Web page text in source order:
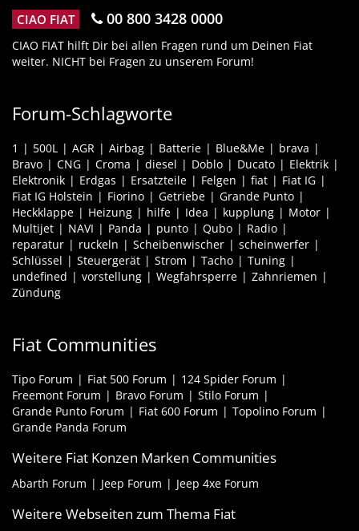
CIAO FIAT 00 800 3428 0000
CIAO FIAT hilft Dir bei allen Fragen rund um Deinen Fiat
weiter. NICHT bei Fragen zu unserem Forum!
Forum-Schlagworte
1 500L AGR Airbag Batterie Blue&Me
brava
Bravo
CNG Croma diesel Doblo Ducato
Elektrik
Elektronik
Erdgas Ersatzteile Felgen fiat
Fiat IG
Fiat IG Holstein
Fiorino Getriebe
Grande Punto
Heckklappe
Heizung hilfe Idea kupplung
Motor
Multijet
NAVI Panda punto Qubo
Radio
reparatur
ruckeln Scheibenwischer
scheinwerfer
Schlüssel
Steuergerät Strom Tacho
Tuning
undefined
vorstellung Wegfahrsperre
Zahnriemen
Zündung
Fiat Communities
Tipo Forum Fiat 500 Forum
124 Spider Forum
Freemont Forum
Bravo Forum
Stilo Forum
Grande Punto Forum
Fiat 600 Forum
Topolino Forum
Grande Panda Forum
Weitere Fiat Konzen Marken Communities
Abarth Forum Jeep Forum Jeep 4xe Forum
Weitere Webseiten zum Thema Fiat